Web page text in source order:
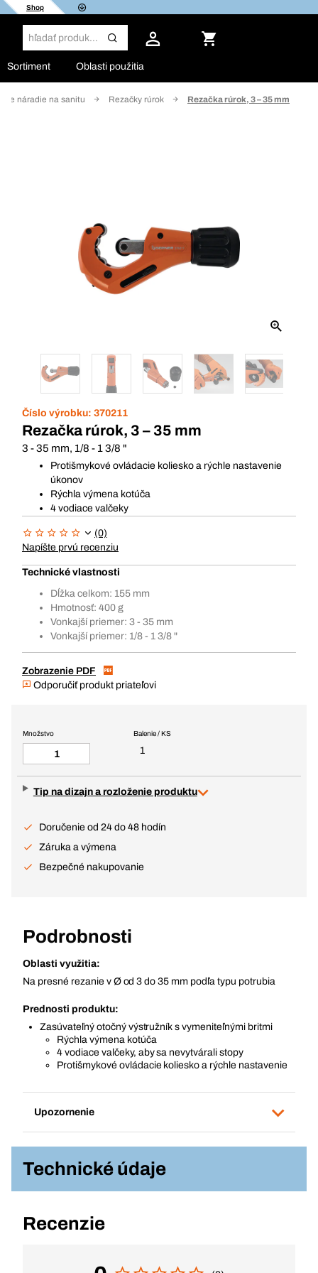
Shop
Sortiment Oblasti použitia
náradie na sanitu Rezačky rúrok Rezačka rúrok, 3 – 35 mm
Číslo výrobku: 370211
Rezačka rúrok, 3 – 35 mm
3 - 35 mm, 1/8 - 1 3/8 "
Protišmykové ovládacie koliesko a rýchle nastavenie
úkonov
Rýchla výmena kotúča
4 vodiace valčeky
(0)
Napíšte prvú recenziu
Technické vlastnosti
Dĺžka celkom: 155 mm
Hmotnosť: 400 g
Vonkajší priemer: 3 - 35 mm
Vonkajší priemer: 1/8 - 1 3/8 "
Zobrazenie PDF
Odporučiť produkt priateľovi
Balenie / KS
1
Množstvo
Tip na dizajn a rozloženie produktu
Doručenie od 24 do 48 hodín
Záruka a výmena
Bezpečné nakupovanie
Podrobnosti
Oblasti využitia:
Na presné rezanie v Ø od 3 do 35 mm podľa typu potrubia
Prednosti produktu:
Zasúvateľný otočný výstružník s vymeniteľnými britmi
Rýchla výmena kotúča
4 vodiace valčeky, aby sa nevytvárali stopy
Protišmykové ovládacie koliesko a rýchle nastavenie
Upozornenie
Technické údaje
Recenzie